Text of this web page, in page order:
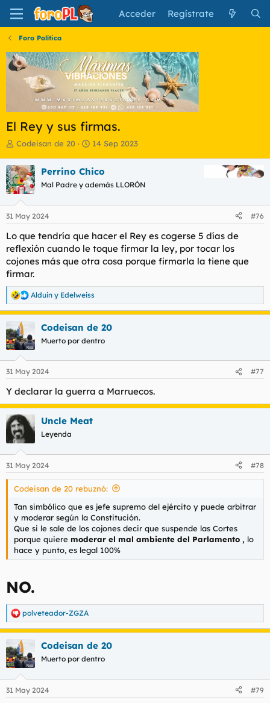
Acceder Regístrate
Foro Política
El Rey y sus firmas.
I
i
c
i
a
d
o
d
e
l
t
m
a
Codeisan de 20
F
h
a
e
i
c
i
14 Sep 2023
Perrino Chico
Mal Padre y además LLORÓN
31 May 2024 #76
Lo que tendría que hacer el Rey es cogerse 5 días de
reflexión cuando le toque firmar la ley, por tocar los
cojones más que otra cosa porque firmarla la tiene que
firmar.
R
e
a
c
c
i
e
Alduin y Edelweiss
Codeisan de 20
Muerto por dentro
31 May 2024 #77
Y declarar la guerra a Marruecos.
Uncle Meat
Leyenda
31 May 2024 #78
Codeisan de 20 rebuznó:
Tan simbólico que es jefe supremo del ejército y puede arbitrar
y moderar según la Constitución.
Que si le sale de los cojones decir que suspende las Cortes
porque quiere moderar el mal ambiente del Parlamento , lo
hace y punto, es legal 100%
NO.
R
e
a
c
c
i
e
polveteador-ZGZA
Codeisan de 20
Muerto por dentro
31 May 2024 #79